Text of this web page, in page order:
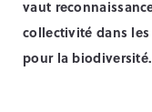
vaut
collectivité dans
pour la biodiversité.